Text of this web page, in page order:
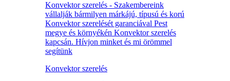
Konvektor szerelés - Szakembereink
vállalják bármilyen márkájú, típusú és korú
Konvektor szerelését garanciával Pest
megye és környékén Konvektor szerelés
kapcsán. Hívjon minket és mi örömmel
segítünk
Konvektor szerelés